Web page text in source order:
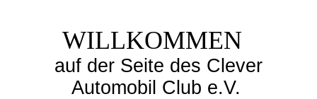
WILLKOMMEN
auf der Seite des Clever
Automobil Club e.V.